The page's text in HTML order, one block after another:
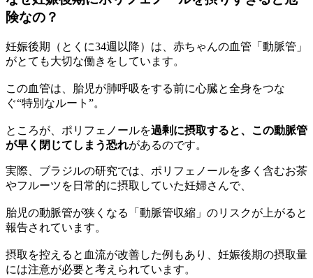
険なの？
妊娠後期（とくに34週以降）は、赤ちゃんの血管「動脈管」
がとても大切な働きをしています。
この血管は、胎児が肺呼吸をする前に心臓と全身をつな
ぐ“特別なルート”。
ところが、ポリフェノールを過剰に摂取すると、この動脈管
が早く閉じてしまう恐れがあるのです。
実際、ブラジルの研究では、ポリフェノールを多く含むお茶
やフルーツを日常的に摂取していた妊婦さんで、
胎児の動脈管が狭くなる「動脈管収縮」のリスクが上がると
報告されています。
摂取を控えると血流が改善した例もあり、妊娠後期の摂取量
には注意が必要と考えられています。